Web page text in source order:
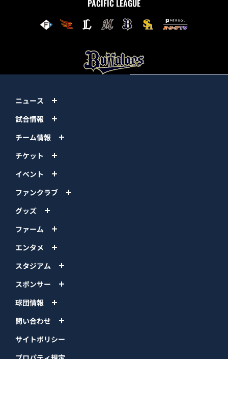
PACIFIC LEAGUE
ニュース
試合情報
チーム情報
チケット
イベント
ファンクラブ
グッズ
ファーム
エンタメ
スタジアム
スポンサー
球団情報
問い合わせ
サイトポリシー
プロパティ規定